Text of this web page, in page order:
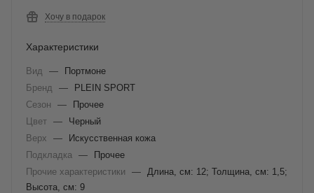
Хочу в подарок
Характеристики
Вид —
Портмоне
Бренд
—
PLEIN SPORT
Сезон
—
Прочее
Цвет —
Черный
Верх
—
Искусственная кожа
Подкладка
—
Прочее
Прочие характеристики
—
Длина, см: 12; Толщина, см: 1,5;
Высота, см: 9